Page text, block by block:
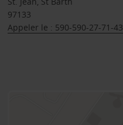
97133
Appeler le : 590-590-27-71-43